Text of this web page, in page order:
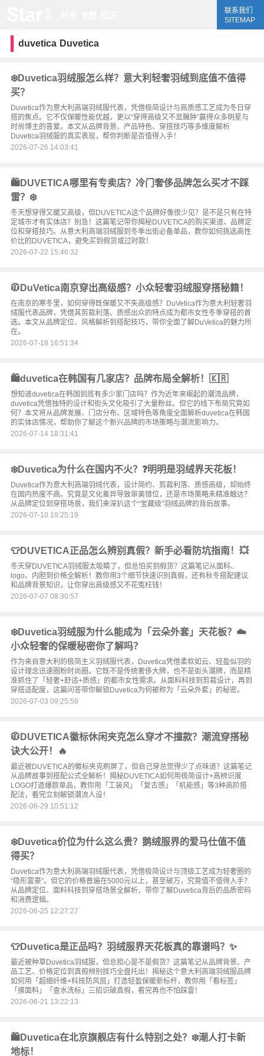
联系我们
SITEMAP
duvetica Duvetica
❄️Duvetica羽绒服怎么样？意大利轻奢羽绒到底值不值得
买？
Duvetica作为意大利高端羽绒服代表，凭借极简设计与高质感工艺成为冬日穿
搭的焦点。它不仅保暖性能优越，更以“穿得高级又不显臃肿”赢得众多明星与
时尚博主的喜爱。本文从品牌背景、产品特色、穿搭技巧等多维度解析
Duvetica羽绒服的真实表现，帮你判断是否值得入手！
2026-07-26 14:03:41
🛍️DUVETICA哪里有专卖店？冷门奢侈品牌怎么买才不踩
雷？❄️
冬天想穿得又暖又高级，但DUVETICA这个品牌好像很少见？是不是只有在特
定城市才有实体店？别急！这篇笔记带你揭秘DUVETICA的购买渠道、品牌定
位和穿搭技巧。从意大利高端羽绒服到冬季出街必备单品，教你如何挑选高性
价比的DUVETICA，避免买到假货或过时款！
2026-07-22 15:46:32
🧥DuVetica南京穿出高级感？小众轻奢羽绒服穿搭秘籍！
在南京的寒冬里，如何穿得既保暖又不失高级感？DuVetica作为意大利轻奢羽
绒服代表品牌，凭借其剪裁利落、质感出众的特点成为都市女性冬季穿搭的首
选。本文从品牌定位、风格解析到搭配技巧，带你全面了解DuVetica的魅力所
在。
2026-07-18 16:51:34
🛍️duvetica在韩国有几家店？品牌布局全解析！🇰🇷
想知道duvetica在韩国到底有多少家门店吗？作为近年来崛起的潮流品牌，
duvetica凭借独特的设计和街头文化吸引了大量粉丝。但它的线下布局究竟如
何？本文将从品牌发展、门店分布、区域特色等角度全面解析duvetica在韩国
的实体店情况，帮助你了解这个新兴品牌的市场策略与潮流影响力。
2026-07-14 18:31:41
❄️Duvetica为什么在国内不火？❓明明是羽绒界天花板！
Duvetica作为意大利高端羽绒代表，设计简约、剪裁利落、质感高级，却始终
在国内热度不高。究竟是文化差异导致审美错位，还是市场策略未精准触达？
从品牌定位到穿搭场景，我们来深扒这个“宝藏级”羽绒品牌的背后故事。
2026-07-10 19:25:19
👕DUVETICA正品怎么辨别真假？新手必看防坑指南！💥
冬天穿DUVETICA羽绒服太吸睛了，但总怕买到假货？这篇笔记从面料、
logo、内胆到价格全解析！教你用3个细节快速识别真假，还有秋冬搭配建议
和品牌背景知识，让你穿出高级感又不花冤枉钱！
2026-07-07 08:30:57
❄️Duvetica羽绒服为什么能成为「云朵外套」天花板？☁️
小众轻奢的保暖秘密你了解吗？
作为来自意大利的极简主义羽绒服代表，Duvetica凭借柔软如云、轻盈似羽的
设计理念迅速圈粉时尚圈。它既不是传统奢侈大牌，也不是街头潮牌，而是精
准抓住了「轻奢+舒适+质感」的都市女性需求。从面料科技到剪裁设计，再到
穿搭适配度，这篇问答带你解锁Duvetica为何被称为「云朵外套」的秘密。
2026-07-03 09:25:58
🧥DUVETICA徽标休闲夹克怎么穿才不撞款？潮流穿搭秘
诀大公开！🔥
最近被DUVETICA的徽标夹克刷屏了，但自己穿总觉得少了点味道？这篇笔记
从品牌故事到搭配公式全解析！揭秘DUVETICA如何用极简设计+高辨识度
LOGO打造爆款单品，教你用「工装风」「复古感」「机能感」等3种高阶搭
配法，看完立刻解锁潮流人设！
2026-06-29 10:51:12
❄️Duvetica价位为什么这么贵？鹅绒服界的爱马仕值不值
得买？
Duvetica作为意大利高端羽绒服代表，凭借极简设计与顶级工艺成为轻奢圈的
“隐形富豪”。但它的价格普遍在5000元以上，甚至破万，究竟值不值得入手？
从品牌定位、面料科技到穿搭场景全解析，带你了解Duvetica背后的品质密码
和消费逻辑。
2026-06-25 12:27:27
👕Duvetica是正品吗？羽绒服界天花板真的靠谱吗？✨
最近被种草Duvetica羽绒服，但总担心是不是假货？这篇笔记从品牌背景、产
品工艺、价格定位到真假辨别技巧全盘托出！揭秘这个意大利高端羽绒服品牌
如何用「超细纤维+科技防风层」打造轻盈保暖新标杆，教你用「看标签」
「摸面料」「查水洗标」三招识破真假，看完再也不怕踩雷！
2026-06-21 13:22:13
🛍️Duvetica在北京旗舰店有什么特别之处？❄️潮人打卡新
地标！